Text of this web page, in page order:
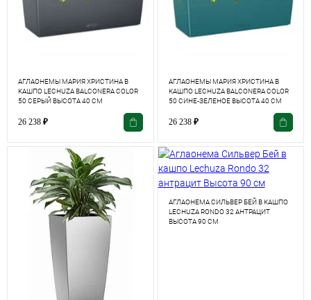
АГЛАОНЕМЫ МАРИЯ ХРИСТИНА В
КАШПО LECHUZA BALCONERA COLOR
50 СЕРЫЙ ВЫСОТА 40 СМ
26 238 ₽
АГЛАОНЕМЫ МАРИЯ ХРИСТИНА В
КАШПО LECHUZA BALCONERA COLOR
50 СИНЕ-ЗЕЛЕНОЕ ВЫСОТА 40 СМ
26 238 ₽
АГЛАОНЕМА СИЛЬВЕР БЕЙ В КАШПО
LECHUZA RONDO 32 АНТРАЦИТ
ВЫСОТА 90 СМ